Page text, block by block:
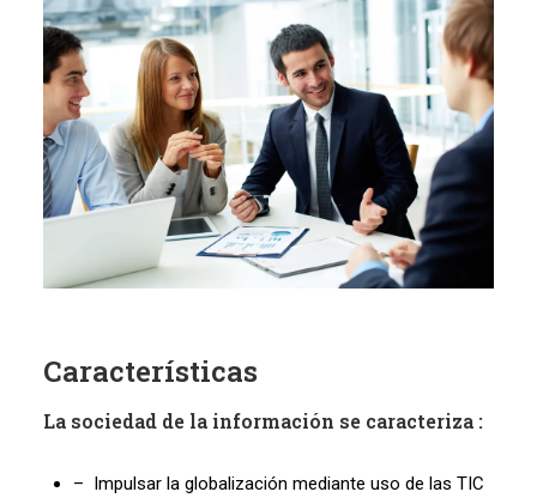
Características
La sociedad de la información se caracteriza :
– Impulsar la globalización mediante uso de las TIC